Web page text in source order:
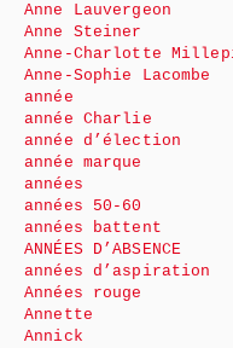
Anne Lauvergeon
Anne Steiner
Anne-Charlotte
Anne-Sophie Lacombe
année
année Charlie
année d’élection
année marque
années
années 50-60
années battent
ANNÉES D’ABSENCE
années d’aspiration
Années rouge
Annette
Annick